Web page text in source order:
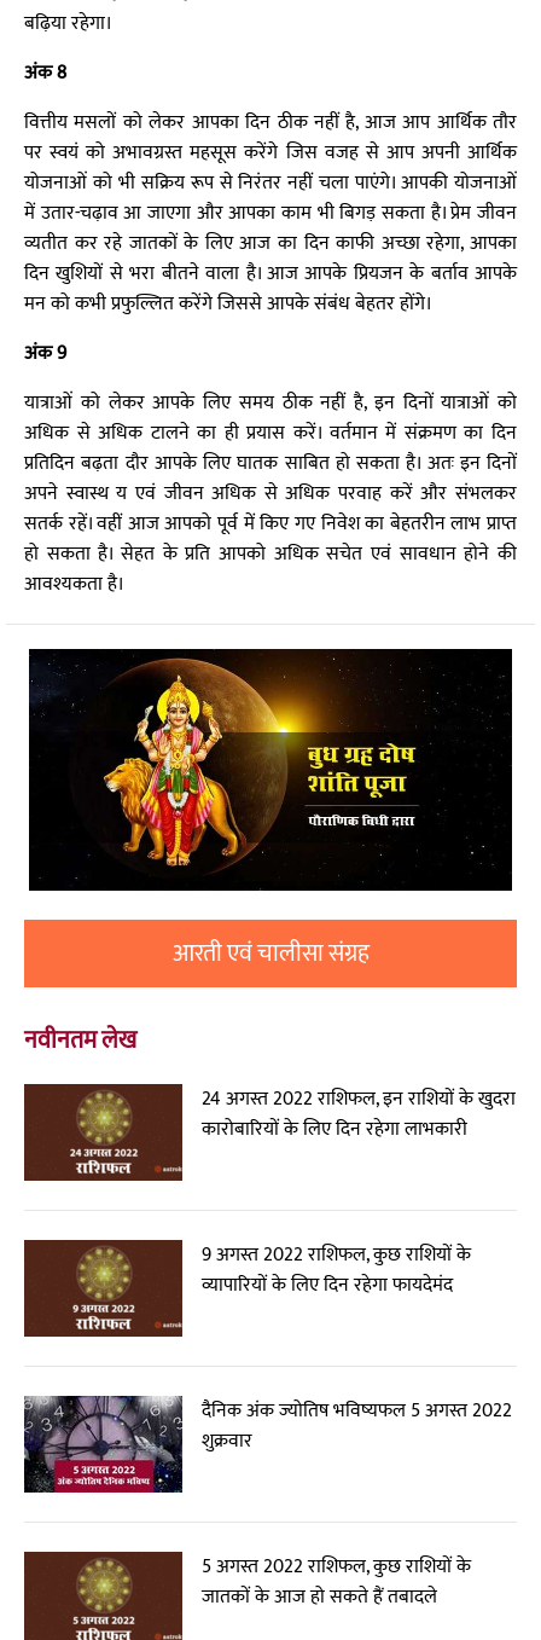
बढ़िया रहेगा।
अंक 8
वित्तीय मसलों को लेकर आपका दिन ठीक नहीं है, आज आप आर्थिक तौर
पर स्वयं को अभावग्रस्त महसूस करेंगे जिस वजह से आप अपनी आर्थिक
योजनाओं को भी सक्रिय रूप से निरंतर नहीं चला पाएंगे। आपकी योजनाओं
में उतार-चढ़ाव आ जाएगा और आपका काम भी बिगड़ सकता है। प्रेम जीवन
व्यतीत कर रहे जातकों के लिए आज का दिन काफी अच्छा रहेगा, आपका
दिन खुशियों से भरा बीतने वाला है। आज आपके प्रियजन के बर्ताव आपके
मन को कभी प्रफुल्लित करेंगे जिससे आपके संबंध बेहतर होंगे।
अंक 9
यात्राओं को लेकर आपके लिए समय ठीक नहीं है, इन दिनों यात्राओं को
अधिक से अधिक टालने का ही प्रयास करें। वर्तमान में संक्रमण का दिन
प्रतिदिन बढ़ता दौर आपके लिए घातक साबित हो सकता है। अतः इन दिनों
अपने स्वास्थ य एवं जीवन अधिक से अधिक परवाह करें और संभलकर
सतर्क रहें। वहीं आज आपको पूर्व में किए गए निवेश का बेहतरीन लाभ प्राप्त
हो सकता है। सेहत के प्रति आपको अधिक सचेत एवं सावधान होने की
आवश्यकता है।
आरती एवं चालीसा संग्रह
नवीनतम लेख
24 अगस्त 2022 राशिफल, इन राशियों के खुदरा
कारोबारियों के लिए दिन रहेगा लाभकारी
9 अगस्त 2022 राशिफल, कुछ राशियों के
व्यापारियों के लिए दिन रहेगा फायदेमंद
दैनिक अंक ज्योतिष भविष्यफल 5 अगस्त 2022
शुक्रवार
5 अगस्त 2022 राशिफल, कुछ राशियों के
जातकों के आज हो सकते हैं तबादले